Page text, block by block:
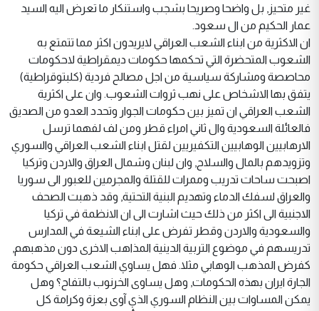
غير متحيز, بل واضحا وصريحا بشجب واستنكار ما تعرض اليه السيد
عمار الحكيم من ال سعود.
ان الاكثرية من ابناء الشعب العراقي لايريدون اكثر مما تتمتع به
الشعوب المتحضرة التي تحكمها حكومات ديمقراطية لاحكومات
محاصصة ومشاركة سياسية من اجل مصالح فردية (كلبتوقراطية)
يتفق بها الاشخاص على نهب ثروات الشعوب. وان على اكثرية
الشعب العراقي ان تميز بين حكومات الجوار وتحدد العدو من الصديق
فالعائلة السعودية وال ثاني امراء قطر ومن لف لفهما ترسل
الارهابيين الوهابيين التكفيريين لقتل ابناء الشعب العراقي والسوري
وتزويدهم بالمال والسلاح, وان لبنان وشمال العراق والاردن وتركيا
اصبحت ساحات تدريب وممرات للقتلة والمجرمين للعبور الى سوريا
والعراق لسفك الدماء وتهديم البنية التحتية, وقد ذهبت الصحف
الاجنبية الى اكثر من ذلك حيث اشارت الى ان الانظمة في تركيا
والسعودية والاردن وقطر تفرض على ابناء الشيعة في المدارس
تدريسهم في موضوع التربية الدينية المذاهب الاخرى دون مذهبهم,
كفرض المذهب الوهابي مثلا. فهل يساوي الشعب العراقي حكومة
الجارة ايران بهذه الحكومات, وهل يساوى الخرنوب بالتفاح؟ وهل
يمكن المساوات بين النظام السوري الذي آوى بعزة وكرامة كل